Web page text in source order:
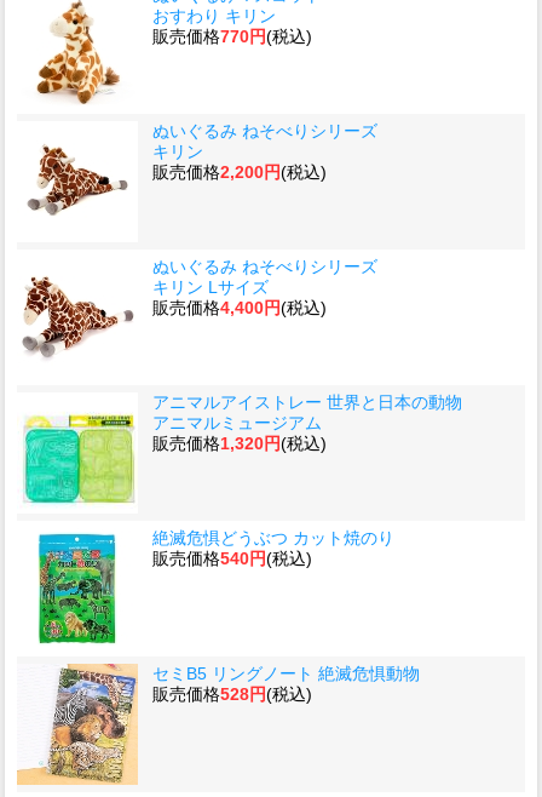
おすわり キリン
販売価格770円(税込)
ぬいぐるみ ねそべりシリーズ
キリン
販売価格2,200円(税込)
ぬいぐるみ ねそべりシリーズ
キリン Lサイズ
販売価格4,400円(税込)
アニマルアイストレー 世界と日本の動物
アニマルミュージアム
販売価格1,320円(税込)
絶滅危惧どうぶつ カット焼のり
販売価格540円(税込)
セミB5 リングノート 絶滅危惧動物
販売価格528円(税込)